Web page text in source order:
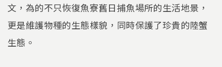
文，為的不只恢復魚寮舊日捕魚場所的生活地景，
更是維護物種的生態樣貌，同時保護了珍貴的陸蟹
生態。